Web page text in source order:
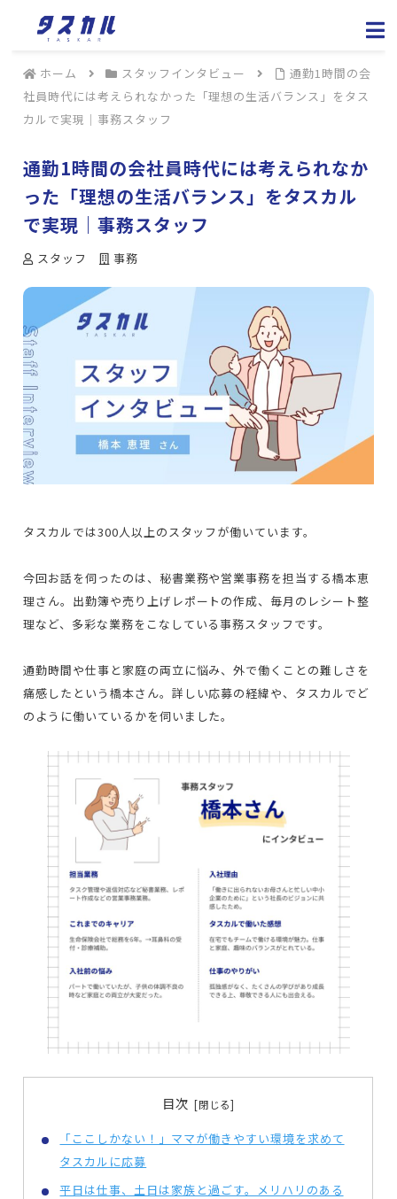
ホーム スタッフインタビュー
通勤1時間の会
社員時代には考えられなかった「理想の生活バランス」をタス
カルで実現｜事務スタッフ
通勤1時間の会社員時代には考えられなか
った「理想の生活バランス」をタスカル
で実現｜事務スタッフ
スタッフ 事務
タスカルでは300人以上のスタッフが働いています。
今回お話を伺ったのは、秘書業務や営業事務を担当する橋本恵
理さん。出勤簿や売り上げレポートの作成、毎月のレシート整
理など、多彩な業務をこなしている事務スタッフです。
通勤時間や仕事と家庭の両立に悩み、外で働くことの難しさを
痛感したという橋本さん。詳しい応募の経緯や、タスカルでど
のように働いているかを伺いました。
目次
「ここしかない！」ママが働きやすい環境を求めて
タスカルに応募
平日は仕事、土日は家族と過ごす。メリハリのある